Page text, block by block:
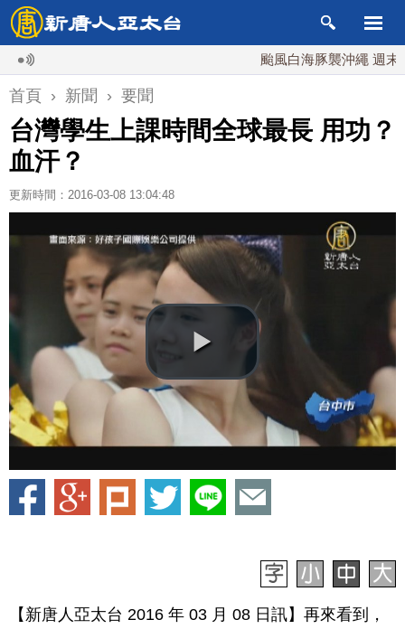
颱風白海豚襲沖繩 週末最近
首頁 › 新聞 › 要聞
台灣學生上課時間全球最長 用功？
血汗？
更新時間：2016-03-08 13:04:48
【新唐人亞太台 2016 年 03 月 08 日訊】再來看到，